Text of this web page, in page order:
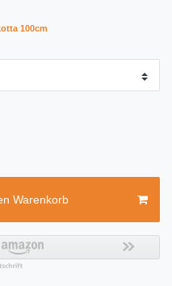
100cm
Warenkorb